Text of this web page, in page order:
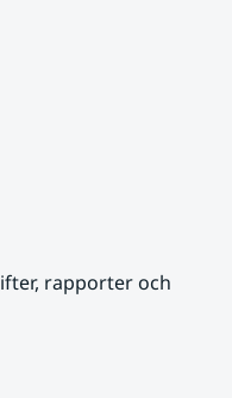
rapporter och